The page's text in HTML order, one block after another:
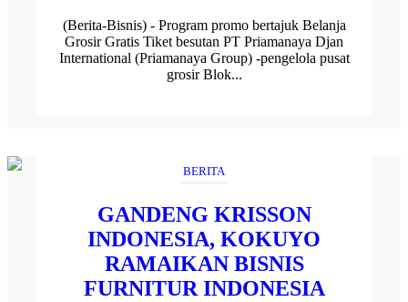
(Berita-Bisnis) - Program promo bertajuk Belanja
Grosir Gratis Tiket besutan PT Priamanaya Djan
International (Priamanaya Group) -pengelola pusat
grosir Blok...
BERITA
GANDENG KRISSON
INDONESIA, KOKUYO
RAMAIKAN BISNIS
FURNITUR INDONESIA